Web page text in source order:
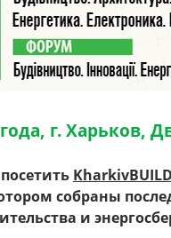
г. Харьков,
собраны
и